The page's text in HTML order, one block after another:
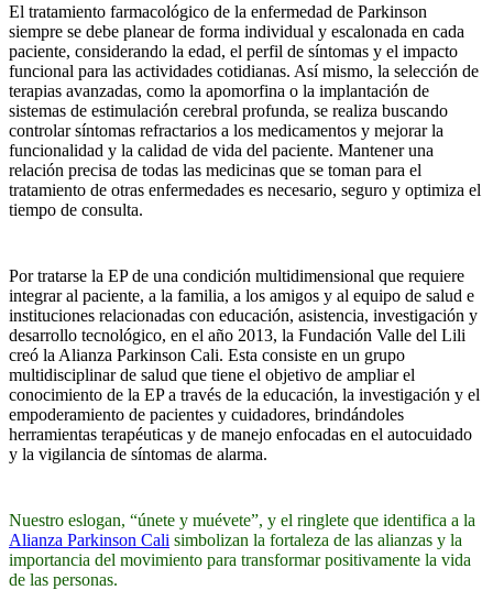
El tratamiento farmacológico de la enfermedad de Parkinson
siempre se debe planear de forma individual y escalonada en cada
paciente, considerando la edad, el perfil de síntomas y el impacto
funcional para las actividades cotidianas. Así mismo, la selección de
terapias avanzadas, como la apomorfina o la implantación de
sistemas de estimulación cerebral profunda, se realiza buscando
controlar síntomas refractarios a los medicamentos y mejorar la
funcionalidad y la calidad de vida del paciente. Mantener una
relación precisa de todas las medicinas que se toman para el
tratamiento de otras enfermedades es necesario, seguro y optimiza el
tiempo de consulta.
Por tratarse la EP de una condición multidimensional que requiere
integrar al paciente, a la familia, a los amigos y al equipo de salud e
instituciones relacionadas con educación, asistencia, investigación y
desarrollo tecnológico, en el año 2013, la Fundación Valle del Lili
creó la Alianza Parkinson Cali. Esta consiste en un grupo
multidisciplinar de salud que tiene el objetivo de ampliar el
conocimiento de la EP a través de la educación, la investigación y el
empoderamiento de pacientes y cuidadores, brindándoles
herramientas terapéuticas y de manejo enfocadas en el autocuidado
y la vigilancia de síntomas de alarma.
Nuestro eslogan, “únete y muévete”, y el ringlete que identifica a la
Alianza Parkinson Cali simbolizan la fortaleza de las alianzas y la
importancia del movimiento para transformar positivamente la vida
de las personas.